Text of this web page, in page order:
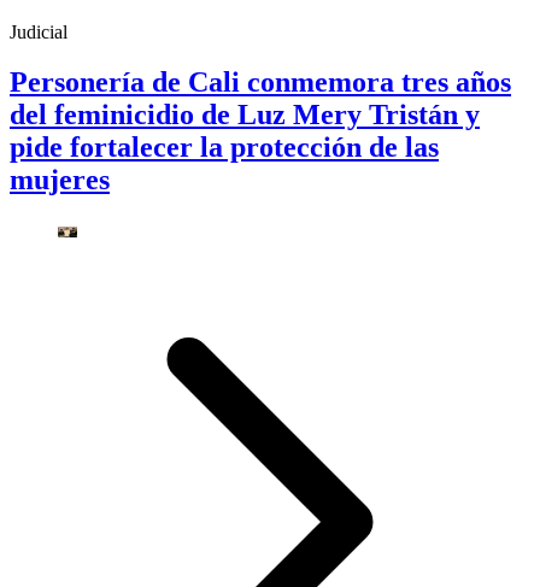
Judicial
Personería de Cali conmemora tres años
del feminicidio de Luz Mery Tristán y
pide fortalecer la protección de las
mujeres